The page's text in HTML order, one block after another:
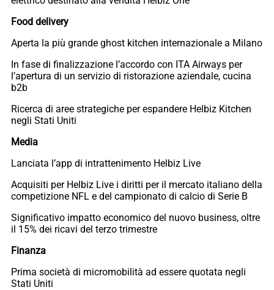
Food delivery
Aperta la più grande ghost kitchen internazionale a Milano
In fase di finalizzazione l’accordo con ITA Airways per
l’apertura di un servizio di ristorazione aziendale, cucina
b2b
Ricerca di aree strategiche per espandere Helbiz Kitchen
negli Stati Uniti
Media
Lanciata l’app di intrattenimento Helbiz Live
Acquisiti per Helbiz Live i diritti per il mercato italiano della
competizione NFL e del campionato di calcio di Serie B
Significativo impatto economico del nuovo business, oltre
il 15% dei ricavi del terzo trimestre
Finanza
Prima società di micromobilità ad essere quotata negli
Stati Uniti